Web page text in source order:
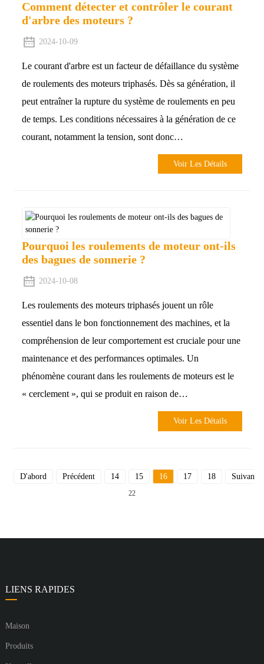
Comment détecter et contrôler le courant
d'arbre des moteurs ?
2024-10-09
Le courant d'arbre est un facteur de défaillance du système
de roulements des moteurs triphasés. Dès sa génération, il
peut entraîner la rupture du système de roulements en peu
de temps. Les conditions nécessaires à la génération de ce
courant, notamment la tension, sont donc…
Voir Les Détails
Pourquoi les roulements de moteur ont-ils
des bagues de sonnerie ?
2024-10-08
Les roulements des moteurs triphasés jouent un rôle
essentiel dans le bon fonctionnement des machines, et la
compréhension de leur comportement est cruciale pour une
maintenance et des performances optimales. Un
phénomène courant dans les roulements de moteurs est le
« cerclement », qui se produit en raison de…
Voir Les Détails
D'abord Précédent 14 15 16 17 18 Suivant
22
LIENS RAPIDES
Maison
Produits